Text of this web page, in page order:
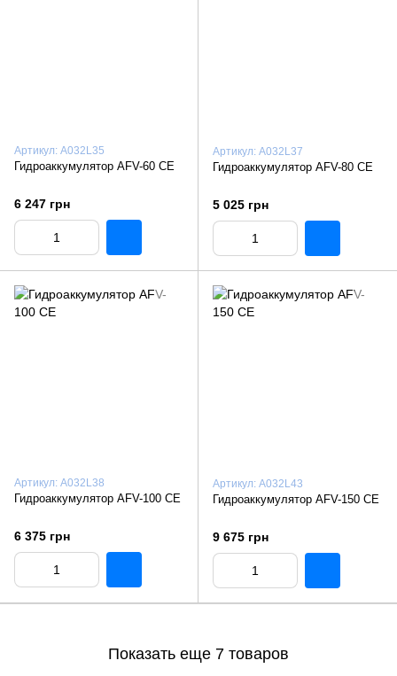
Артикул: A032L35
Гидроаккумулятор AFV-60 CE
6 247 грн
Артикул: A032L37
Гидроаккумулятор AFV-80 CE
5 025 грн
Артикул: A032L38
Гидроаккумулятор AFV-100 СЕ
6 375 грн
Артикул: A032L43
Гидроаккумулятор AFV-150 СЕ
9 675 грн
Показать еще 7 товаров